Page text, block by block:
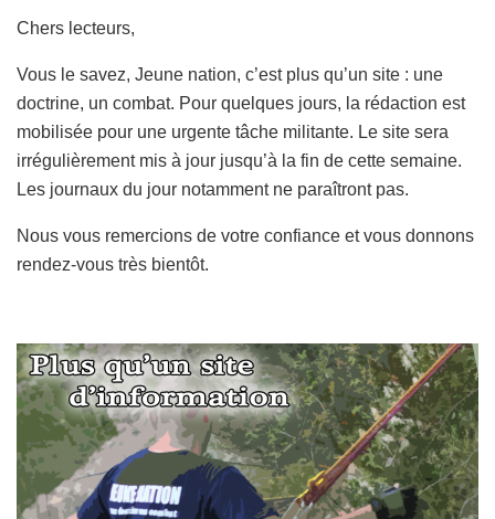
Chers lecteurs,
Vous le savez, Jeune nation, c’est plus qu’un site : une
doctrine, un combat. Pour quelques jours, la rédaction est
mobilisée pour une urgente tâche militante. Le site sera
irrégulièrement mis à jour jusqu’à la fin de cette semaine.
Les journaux du jour notamment ne paraîtront pas.
Nous vous remercions de votre confiance et vous donnons
rendez-vous très bientôt.